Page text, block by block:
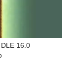
16.0